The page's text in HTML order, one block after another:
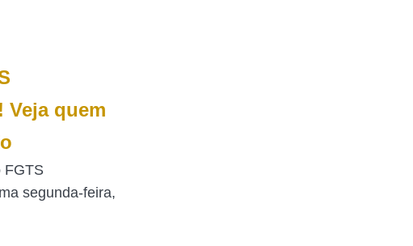
Veja quem
FGTS
segunda-feira,